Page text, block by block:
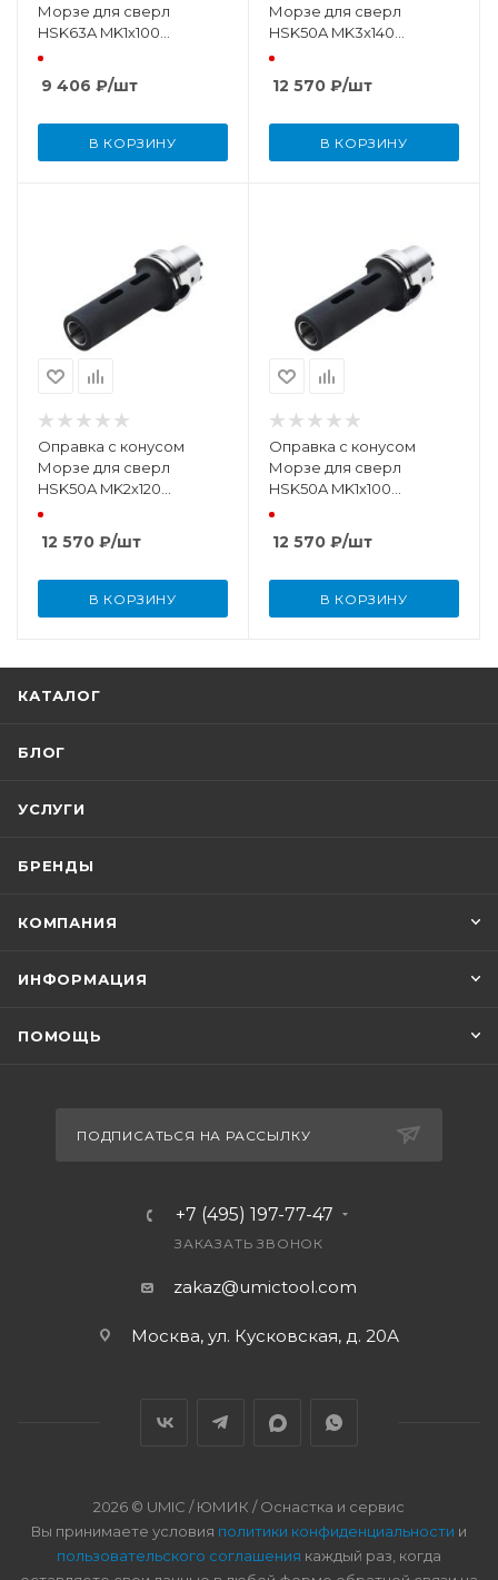
Морзе для сверл
HSK63A MK1х100
DIN69893
9 406 ₽/шт
В КОРЗИНУ
Морзе для сверл
HSK50A MK3х140
DIN69893
12 570 ₽/шт
В КОРЗИНУ
Оправка с конусом
Морзе для сверл
HSK50A MK2х120
DIN69893
12 570 ₽/шт
В КОРЗИНУ
Оправка с конусом
Морзе для сверл
HSK50A MK1х100
DIN69893
12 570 ₽/шт
В КОРЗИНУ
КАТАЛОГ
БЛОГ
УСЛУГИ
БРЕНДЫ
КОМПАНИЯ
ИНФОРМАЦИЯ
ПОМОЩЬ
ПОДПИСАТЬСЯ НА РАССЫЛКУ
+7 (495) 197-77-47
ЗАКАЗАТЬ ЗВОНОК
zakaz@umictool.com
Москва, ул. Кусковская, д. 20А
2026 © UMIC / ЮМИК / Оснастка и сервис
Вы принимаете условия политики конфиденциальности и
пользовательского соглашения каждый раз, когда